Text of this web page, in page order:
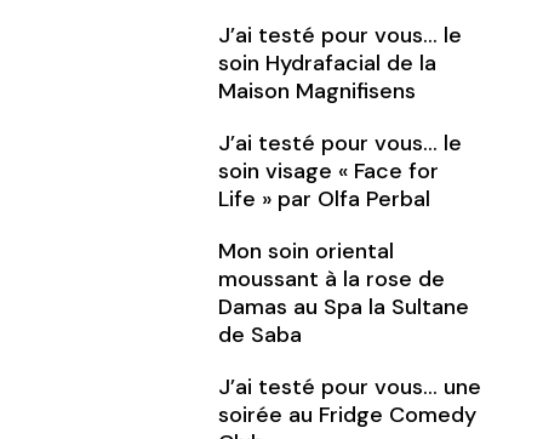
J’ai testé pour vous… le
soin Hydrafacial de la
Maison Magnifisens
J’ai testé pour vous… le
soin visage « Face for
Life » par Olfa Perbal
Mon soin oriental
moussant à la rose de
Damas au Spa la Sultane
de Saba
J’ai testé pour vous… une
soirée au Fridge Comedy